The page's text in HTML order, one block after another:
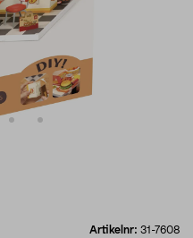
Artikelnr: 31-7608